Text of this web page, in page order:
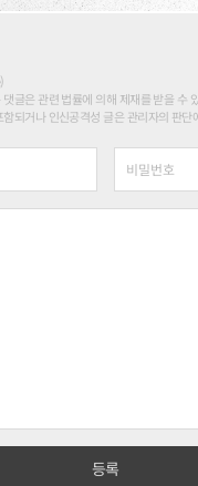
글은 관련 법률에 의해 제재를 받을 수
되거나 인신공격성 글은 관리자의 판단